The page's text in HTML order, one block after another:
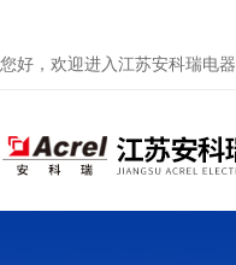
您好，欢迎进入江苏安科瑞电